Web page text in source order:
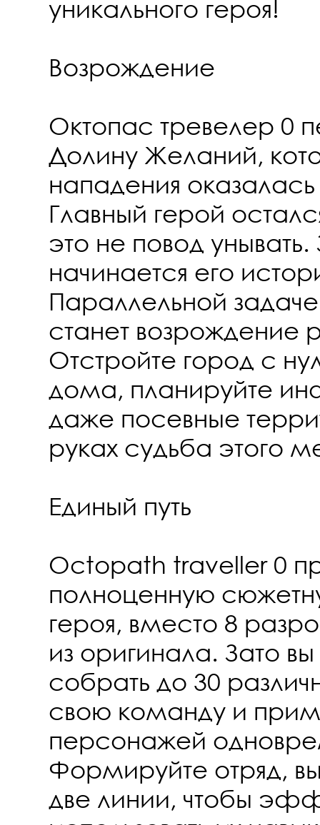
уникального героя!
Возрождение
Октопас тревелер 0
Долину Желаний,
нападения
Главный герой
это не повод унывать.
начинается его
Параллельной
станет возрождение
Отстройте город с
дома, планируйте
даже посевные
руках судьба этого
Единый путь
Octopath traveller 0
полноценную
героя, вместо 8
из оригинала. Зато
собрать до 30
свою команду и
персонажей
Формируйте отряд,
две линии, чтобы